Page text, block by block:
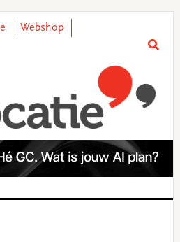
Webshop